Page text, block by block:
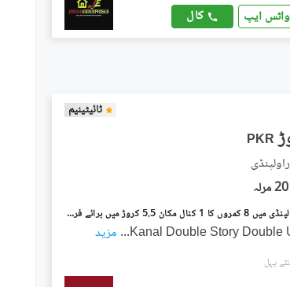
واٹس ایپ کال
ٹائیٹینیم
PKR
20 مرلہ
گلشن آباد راولپنڈی میں 8 کمروں کا 1 کنال مکان 5.5 کروڑ میں برائے فروخت۔
... مزید